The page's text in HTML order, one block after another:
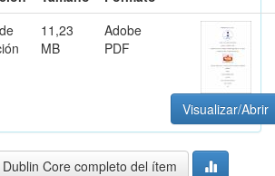
11,23
MB
Adobe
PDF
Visualizar/Abrir
Core completo del ítem